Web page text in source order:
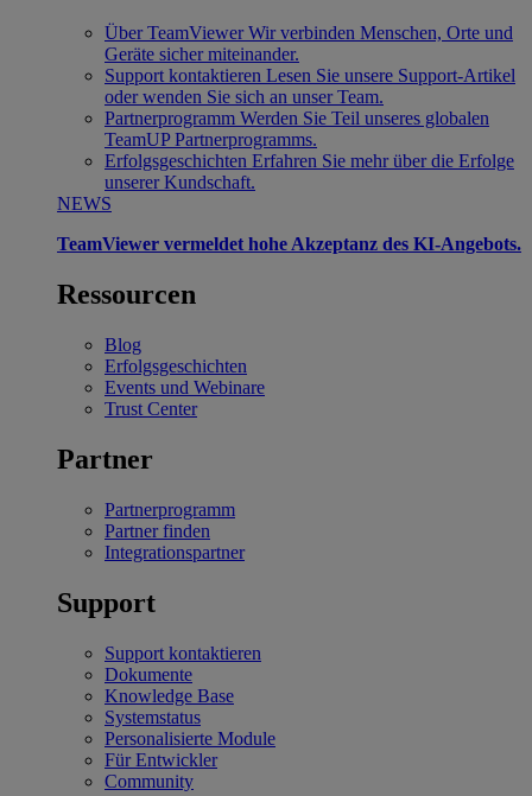
Über TeamViewer Wir verbinden Menschen, Orte und
Geräte sicher miteinander.
Support kontaktieren Lesen Sie unsere Support-Artikel
oder wenden Sie sich an unser Team.
Partnerprogramm Werden Sie Teil unseres globalen
TeamUP Partnerprogramms.
Erfolgsgeschichten Erfahren Sie mehr über die Erfolge
unserer Kundschaft.
NEWS
TeamViewer vermeldet hohe Akzeptanz des KI-Angebots.
Ressourcen
Blog
Erfolgsgeschichten
Events und Webinare
Trust Center
Partner
Partnerprogramm
Partner finden
Integrationspartner
Support
Support kontaktieren
Dokumente
Knowledge Base
Systemstatus
Personalisierte Module
Für Entwickler
Community